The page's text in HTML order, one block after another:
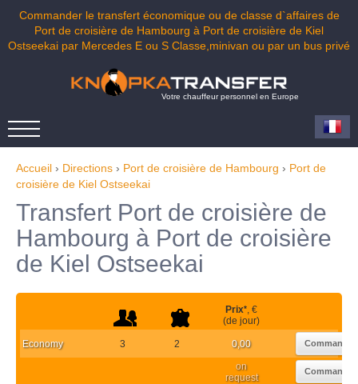
Commander le transfert économique ou de classe d`affaires de
Port de croisière de Hambourg à Port de croisière de Kiel
Ostseekai par Mercedes E ou S Classe,minivan ou par un bus privé
Votre chauffeur personnel en Europe
Accueil › Directions › Port de croisière de Hambourg › Port de
croisière de Kiel Ostseekai
Transfert Port de croisière de
Hambourg à Port de croisière
de Kiel Ostseekai
Prix*, €
(de jour)
Economy 3 2 0,00 Commander
on
request
Commander